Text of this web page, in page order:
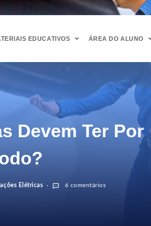
EDUCATIVOS ÁREA DO ALUNO
Devem Ter Por
Elétricas 6 comentários